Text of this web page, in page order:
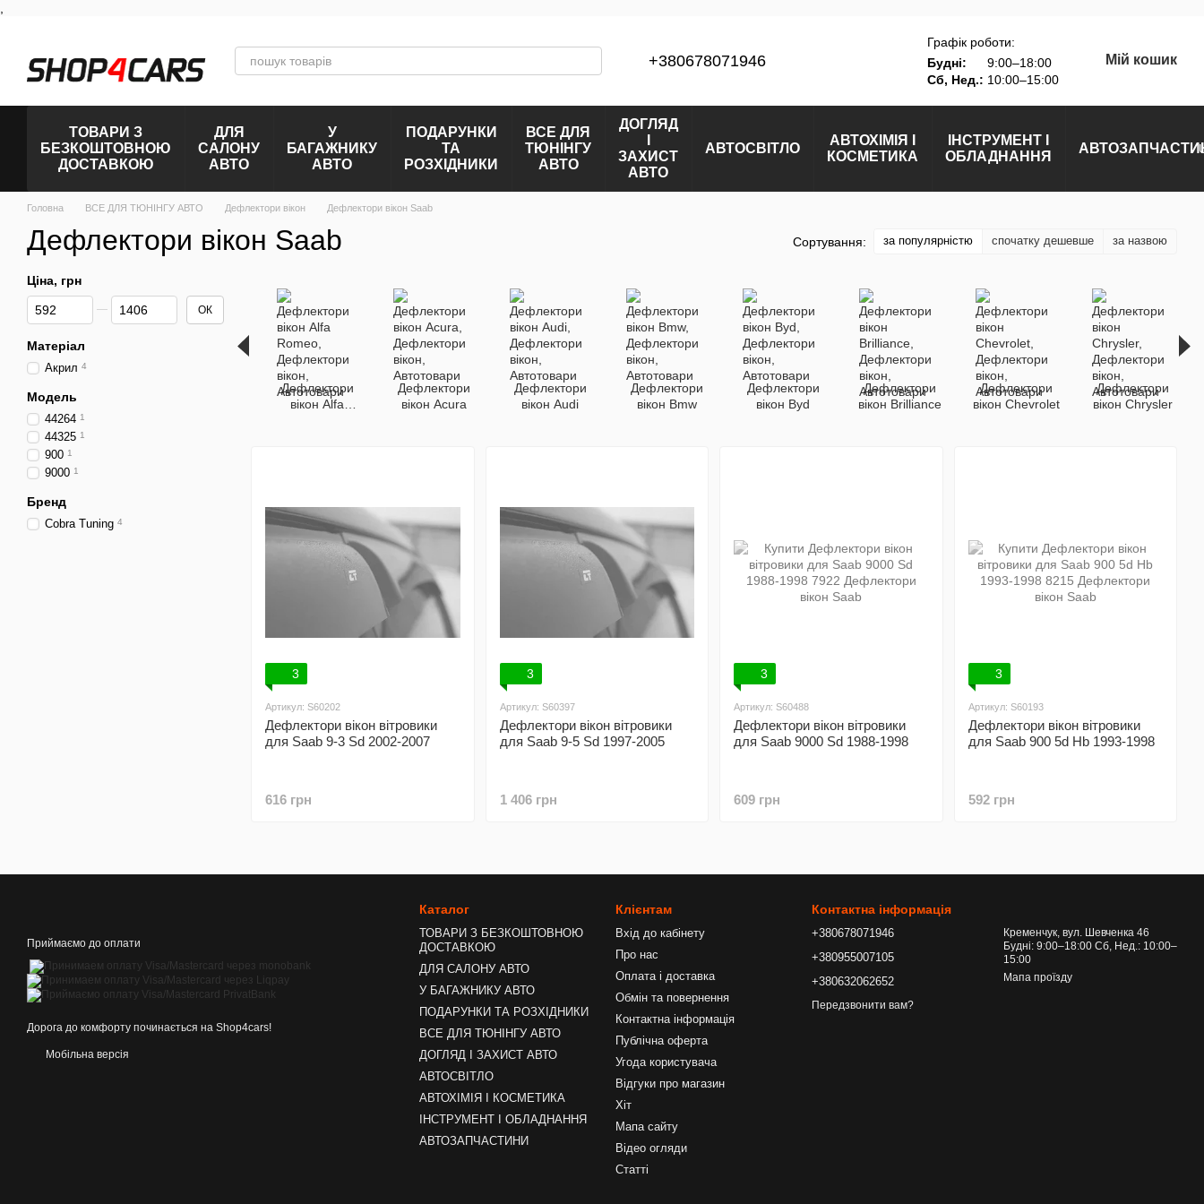
+380678071946
Графік роботи:
Будні:
9:00–18:00
Сб, Нед.: 10:00–15:00
Мій кошик
ТОВАРИ З
БЕЗКОШТОВНОЮ
ДОСТАВКОЮ
ДЛЯ
САЛОНУ
АВТО
У
БАГАЖНИКУ
АВТО
ПОДАРУНКИ
ТА
РОЗХІДНИКИ
ВСЕ ДЛЯ
ТЮНІНГУ
АВТО
ДОГЛЯД
ЗАХИСТ
АВТО
АВТОСВІТЛО
АВТОХІМІЯ І
КОСМЕТИКА
ІНСТРУМЕНТ І
ОБЛАДНАННЯ
Головна ВСЕ ДЛЯ ТЮНІНГУ АВТО Дефлектори вікон Дефлектори вікон Saab
Дефлектори вікон Saab Сортування: за популярністю спочатку дешевше за назвою
Дефлектори
вікон Alfa
Дефлектори
вікон Acura
Дефлектори
вікон Audi
Дефлектори
вікон Bmw
Дефлектори
вікон Byd
Дефлектори
вікон Brilliance
Дефлектори
вікон Chevrolet
Дефлектори
вікон Chrysler
3
Артикул: S60202
Дефлектори вікон вітровики
для Saab 9-3 Sd 2002-2007
616 грн
3
Артикул: S60397
Дефлектори вікон вітровики
для Saab 9-5 Sd 1997-2005
1 406 грн
3
Артикул: S60488
Дефлектори вікон вітровики
для Saab 9000 Sd 1988-1998
609 грн
3
Артикул: S60193
Дефлектори вікон вітровики
для Saab 900 5d Hb 1993-1998
592 грн
Ціна, грн
Від Ціна, грн
До Ціна, грн ОК
Матеріал
Акрил 4
Модель
44264 1
44325 1
900 1
9000 1
Бренд
Cobra Tuning 4
Приймаємо до оплати
Дорога до комфорту починається на Shop4cars!
Мобільна версія
Каталог
ТОВАРИ З БЕЗКОШТОВНОЮ
ДОСТАВКОЮ
ДЛЯ САЛОНУ АВТО
У БАГАЖНИКУ АВТО
ПОДАРУНКИ ТА РОЗХІДНИКИ
ВСЕ ДЛЯ ТЮНІНГУ АВТО
ДОГЛЯД І ЗАХИСТ АВТО
АВТОСВІТЛО
АВТОХІМІЯ І КОСМЕТИКА
ІНСТРУМЕНТ І ОБЛАДНАННЯ
АВТОЗАПЧАСТИНИ
Клієнтам
Вхід до кабінету
Про нас
Оплата і доставка
Обмін та повернення
Контактна інформація
Публічна оферта
Угода користувача
Відгуки про магазин
Хіт
Мапа сайту
Відео огляди
Статті
Контактна інформація
+380678071946
+380955007105
+380632062652
Передзвонити вам?
Кременчук, вул. Шевченка 46
Будні: 9:00–18:00 Сб, Нед.: 10:00–
15:00
Мапа проїзду